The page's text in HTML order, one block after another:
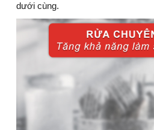
dưới cùng.